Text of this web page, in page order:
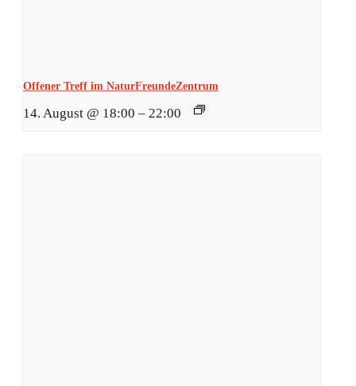
Offener Treff im NaturFreundeZentrum
14. August @ 18:00 – 22:00